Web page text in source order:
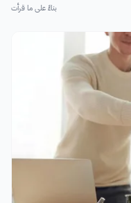
بناءً على ما قرأت